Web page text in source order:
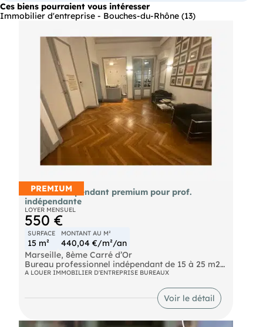
Ces biens pourraient vous intéresser
Immobilier d'entreprise - Bouches-du-Rhône (13)
PREMIUM
Bureau indépendant premium pour prof.
indépendante
LOYER MENSUEL
550 €
SURFACE
15 m²
MONTANT AU M²
440,04 €/m²/an
Marseille, 8ème Carré d’Or
Bureau professionnel indépendant de 15 à 25 m2
Plateau Business lounge privé à taille humaine
professions libérales, ambiance studieuse et
conviviale.
Accès sécurisé 7j/7 avec contrôle d’accès
A LOUER IMMOBILIER D'ENTREPRISE BUREAUX
Voir le détail